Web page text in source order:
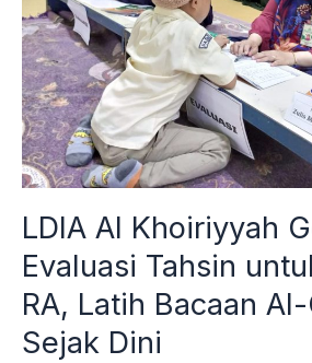
LDIA Al Khoiriyyah
Evaluasi Tahsin
RA, Latih Bacaan Al-
Sejak Dini
untuk
Siswa
RA,
Latih
Bacaan
Al-
Qur’an
Sejak
Dini